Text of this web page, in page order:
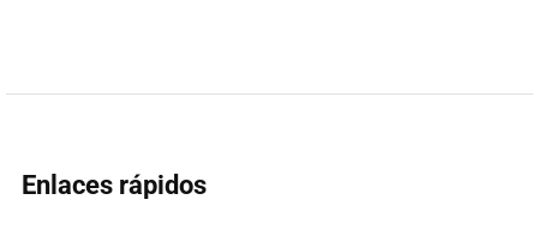
Enlaces rápidos